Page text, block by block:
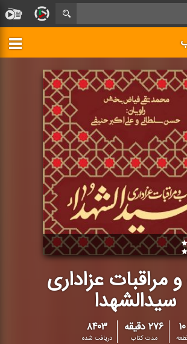
مراقبات عزاداری
سیدالشهدا
۱۰ ۲۷۶ دقیقه
مدت کتاب
۸۴۰۳
دریافت شده